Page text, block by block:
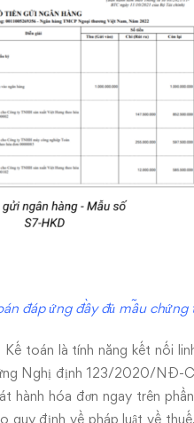
đáp ứng đầy đủ mẫu
toán là tính năng kết nối
Nghị định 123/2020/NĐ-
hành hóa đơn ngay trên
quy định về pháp luật về